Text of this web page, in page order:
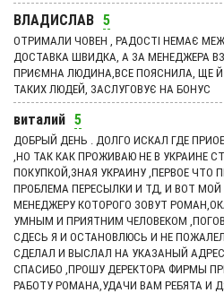
ВЛАДИСЛАВ 5
ОТРИМАЛИ ЧОВЕН , РАДОСТІ НЕМАЄ
ДОСТАВКА ШВИДКА, А ЗА МЕНЕДЖЕРА
ПРИЄМНА ЛЮДИНА,ВСЕ ПОЯСНИЛА, ЩЕ Й
ТАКИХ ЛЮДЕЙ, ЗАСЛУГОВУЄ НА БОНУС
виталий 5
ДОБРЫЙ ДЕНЬ . ДОЛГО ИСКАЛ ГДЕ
,НО ТАК КАК ПРОЖИВАЮ НЕ В УКРАИНЕ
ПОКУПКОЙ,ЗНАЯ УКРАИНУ ,ПЕРВОЕ ЧТО
ПРОБЛЕМА ПЕРЕСЫЛКИ И ТД, И ВОТ
МЕНЕДЖЕРУ КОТОРОГО ЗОВУТ
УМНЫМ И ПРИЯТНИМ ЧЕЛОВЕКОМ
СДЕСЬ Я И ОСТАНОВЛЮСЬ И НЕ
СДЕЛАЛ И ВЫСЛАЛ НА УКАЗАНЫЙ
СПАСИБО ,ПРОШУ ДЕРЕКТОРА ФИРМЫ
РАБОТУ РОМАНА,УДАЧИ ВАМ РЕБЯТА И